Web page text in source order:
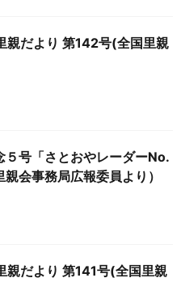
親だより 第142号(全国里親
５号「さとおやレーダーNo.
親会事務局広報委員より）
親だより 第141号(全国里親